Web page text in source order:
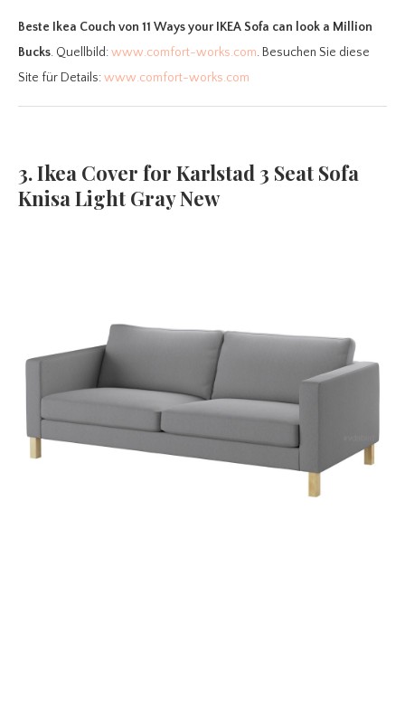
Beste Ikea Couch von 11 Ways your IKEA Sofa can look a Million
Bucks. Quellbild:www.comfort-works.com. Besuchen Sie diese
Site für Details:www.comfort-works.com
3. Ikea Cover for Karlstad 3 Seat Sofa
Knisa Light Gray New